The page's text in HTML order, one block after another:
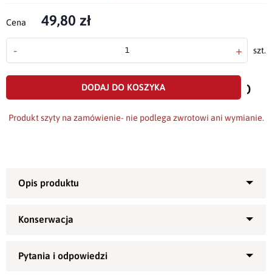
Cena 49,80 zł
- + szt.
DODAJ DO KOSZYKA
do
Produkt szyty na zamówienie- nie podlega zwrotowi ani wymianie.
jakości tkaniny bawełniano-poliestrowej, gładkiej, matowej i
Zamykanie na zamek błyskawiczny kryty,
Tolerancja wymiaru - +/- 2%.